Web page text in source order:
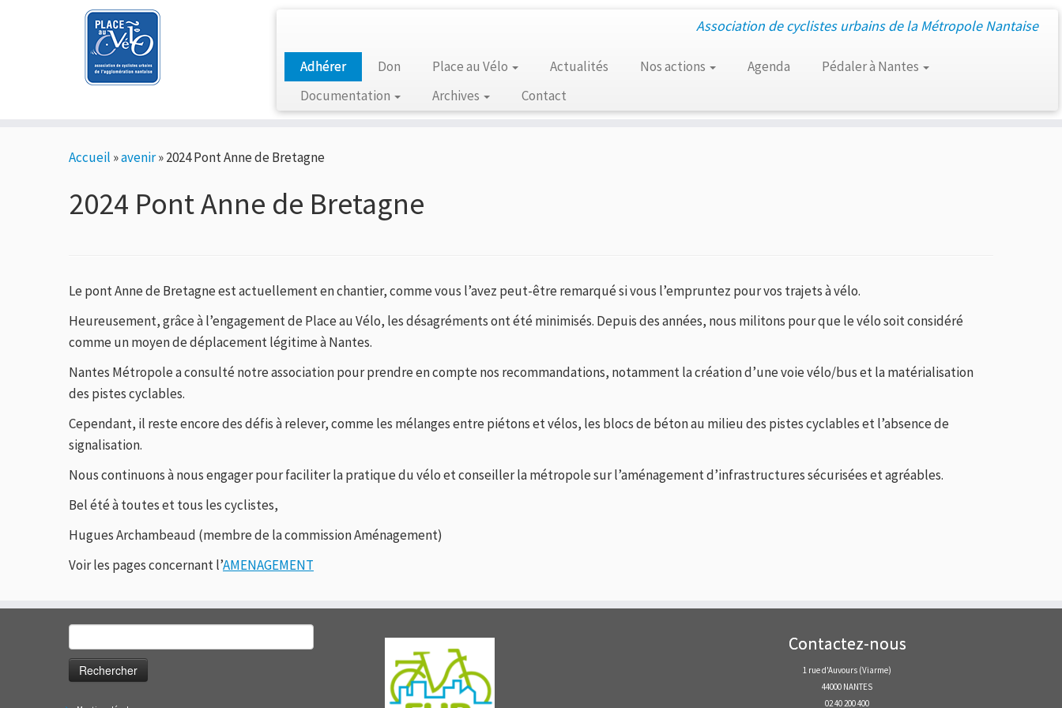
Association de cyclistes urbains de la Métropole Nantaise
Adhérer Don Place au Vélo Actualités Nos actions Agenda
Pédaler à Nantes
Documentation
Archives Contact
Accueil »avenir»2024 Pont Anne de Bretagne
2024 Pont Anne de Bretagne
Le pont Anne de Bretagne est actuellement en chantier, comme vous l’avez peut-être remarqué si vous l’empruntez pour vos trajets à vélo.
Heureusement, grâce à l’engagement de Place au Vélo, les désagréments ont été minimisés. Depuis des années, nous militons pour que le vélo soit considéré
comme un moyen de déplacement légitime à Nantes.
Nantes Métropole a consulté notre association pour prendre en compte nos recommandations, notamment la création d’une voie vélo/bus et la matérialisation
des pistes cyclables.
Cependant, il reste encore des défis à relever, comme les mélanges entre piétons et vélos, les blocs de béton au milieu des pistes cyclables et l’absence de
signalisation.
Nous continuons à nous engager pour faciliter la pratique du vélo et conseiller la métropole sur l’aménagement d’infrastructures sécurisées et agréables.
Bel été à toutes et tous les cyclistes,
Hugues Archambeaud (membre de la commission Aménagement)
Voir les pages concernant l’AMENAGEMENT
Contactez-nous
1 rue d'Auvours (Viarme)
44000 NANTES
02 40 200 400